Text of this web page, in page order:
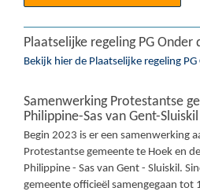
Plaatselijke regeling PG Onder
Bekijk hier de Plaatselijke regeling
Samenwerking Protestantse
Philippine-Sas van Gent-Sluiskil
Begin 2023 is er een samenwerking
Protestantse gemeente te Hoek en
Philippine - Sas van Gent - Sluiskil.
gemeente officieël samengegaan tot